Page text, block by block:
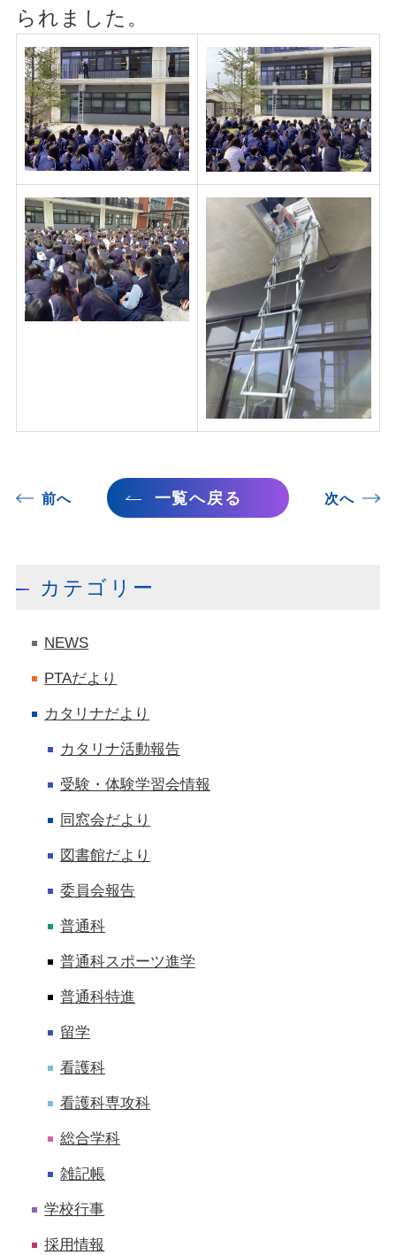
られました。
前へ 次へ
一覧へ戻る
カテゴリー
NEWS
PTAだより
カタリナだより
カタリナ活動報告
受験・体験学習会情報
同窓会だより
図書館だより
委員会報告
普通科
普通科スポーツ進学
普通科特進
留学
看護科
看護科専攻科
総合学科
雑記帳
学校行事
採用情報